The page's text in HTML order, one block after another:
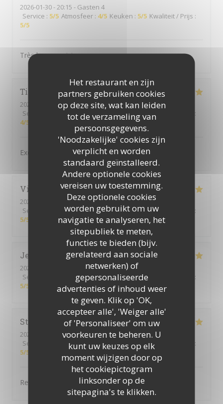
Het restaurant en zijn
partners gebruiken cookies
op deze site, wat kan leiden
tot de verzameling van
persoonsgegevens.
'Noodzakelijke' cookies zijn
verplicht en worden
standaard geïnstalleerd.
Andere optionele cookies
vereisen uw toestemming.
Deze optionele cookies
worden gebruikt om uw
navigatie te analyseren, het
sitepubliek te meten,
functies te bieden (bijv.
gerelateerd aan sociale
netwerken) of
gepersonaliseerde
advertenties of inhoud weer
te geven. Klik op 'OK,
accepteer alle', 'Weiger alle'
of 'Personaliseer' om uw
voorkeuren te beheren. U
kunt uw keuzes op elk
moment wijzigen door op
het cookiepictogram
linksonder op de
sitepagina's te klikken.
2026-01-30- 20:15 - Gasten 4
Service : 5/5 Atmosfeer : 4/5 Keuken : 5/5 Kwaliteit / Prijs :
5/5
Très bonne cuisine
Tina
2026-01-22
- 20:30 - Gasten 2
Service
Atmosfeer :5/5 Keuken: 5 /5 Kwaliteit / Prijs
:
4/5
Excellent repas
Vincent W
2025-12-23
- 19:45 - Gasten 4
Service
Atmosfeer: 5/5 Keuken:5/5 Kwaliteit / Prijs
:
5/5
Jennifer
2025-12-13
- 12:30 - Gasten 3
Service
Atmosfeer:5/5 Keuken:5/5
:
5/5
Stéphanie F
2025-12-07
- 12:30 - Gasten 3
Service
Atmosfeer: 4 /5 Keuken: 5 /5 Kwaliteit / Prijs
:
5/5
Repas excellent.